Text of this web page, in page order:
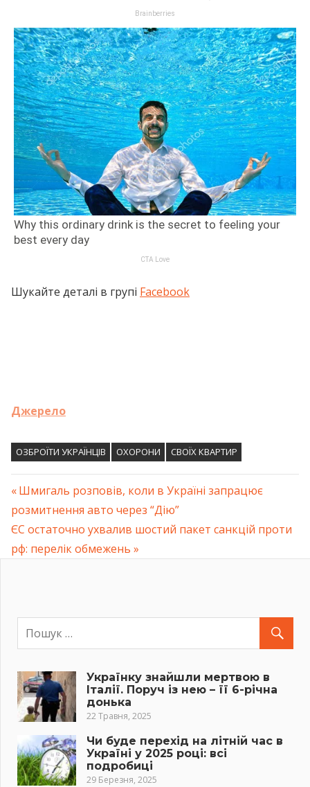
Шукайте деталі в групі Facebook
Джерело
ОЗБРОЇТИ УКРАЇНЦІВ ОХОРОНИ СВОЇХ КВАРТИР
Навігація
записів
Previous
Post:
Шмигаль розповів, коли в Україні запрацює
розмитнення авто через “Дію”
Next
Post:
ЄС остаточно ухвалив шостий пакет санкцій проти
рф: перелік обмежень
Українку знайшли мертвою в
Італії. Поруч із нею – її 6-річна
донька
22 Травня, 2025
Чи буде перехід на літній час в
Україні у 2025 році: всі
подробиці
29 Березня, 2025